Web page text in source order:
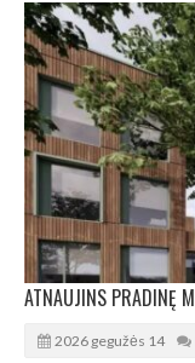
2026 gegužės 14